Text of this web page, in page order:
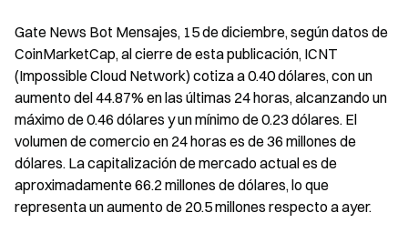
Gate News Bot Mensajes, 15 de diciembre, según datos de
CoinMarketCap, al cierre de esta publicación, ICNT
(Impossible Cloud Network) cotiza a 0.40 dólares, con un
aumento del 44.87% en las últimas 24 horas, alcanzando un
máximo de 0.46 dólares y un mínimo de 0.23 dólares. El
volumen de comercio en 24 horas es de 36 millones de
dólares. La capitalización de mercado actual es de
aproximadamente 66.2 millones de dólares, lo que
representa un aumento de 20.5 millones respecto a ayer.